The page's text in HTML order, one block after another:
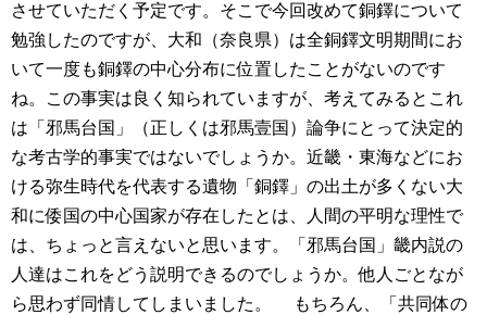
させていただく予定です。そこで今回改めて銅鐸について
勉強したのですが、大和（奈良県）は全銅鐸文明期間にお
いて一度も銅鐸の中心分布に位置したことがないのです
ね。この事実は良く知られていますが、考えてみるとこれ
は「邪馬台国」（正しくは邪馬壹国）論争にとって決定的
な考古学的事実ではないでしょうか。近畿・東海などにお
ける弥生時代を代表する遺物「銅鐸」の出土が多くない大
和に倭国の中心国家が存在したとは、人間の平明な理性で
は、ちょっと言えないと思います。「邪馬台国」畿内説の
人達はこれをどう説明できるのでしょうか。他人ごとなが
ら思わず同情してしまいました。
もちろん、「共同体の